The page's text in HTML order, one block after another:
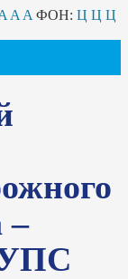
A A ФОН: Ц Ц Ц
–